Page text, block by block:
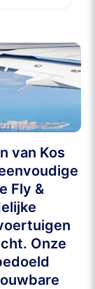
van Kos
Fly &
Onze